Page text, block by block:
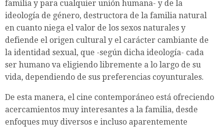
familia y para cualquier unión humana- y de la
ideología de género, destructora de la familia natural
en cuanto niega el valor de los sexos naturales y
defiende el origen cultural y el carácter cambiante de
la identidad sexual, que -según dicha ideología- cada
ser humano va eligiendo libremente a lo largo de su
vida, dependiendo de sus preferencias coyunturales.
De esta manera, el cine contemporáneo está ofreciendo
acercamientos muy interesantes a la familia, desde
enfoques muy diversos e incluso aparentemente